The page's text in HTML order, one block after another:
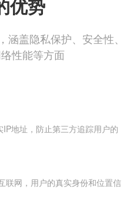
优势
盖隐私保护、安全性、
性能等方面
地址，防止第三方追踪用户的
联网，用户的真实身份和位置信